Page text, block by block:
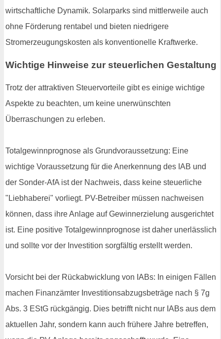
wirtschaftliche Dynamik. Solarparks sind mittlerweile auch
ohne Förderung rentabel und bieten niedrigere
Stromerzeugungskosten als konventionelle Kraftwerke.
Wichtige Hinweise zur steuerlichen Gestaltung
Trotz der attraktiven Steuervorteile gibt es einige wichtige
Aspekte zu beachten, um keine unerwünschten
Überraschungen zu erleben.
Totalgewinnprognose als Grundvoraussetzung: Eine
wichtige Voraussetzung für die Anerkennung des IAB und
der Sonder-AfA ist der Nachweis, dass keine steuerliche
"Liebhaberei" vorliegt. PV-Betreiber müssen nachweisen
können, dass ihre Anlage auf Gewinnerzielung ausgerichtet
ist. Eine positive Totalgewinnprognose ist daher unerlässlich
und sollte vor der Investition sorgfältig erstellt werden.
Vorsicht bei der Rückabwicklung von IABs: In einigen Fällen
machen Finanzämter Investitionsabzugsbeträge nach § 7g
Abs. 3 EStG rückgängig. Dies betrifft nicht nur IABs aus dem
aktuellen Jahr, sondern kann auch frühere Jahre betreffen,